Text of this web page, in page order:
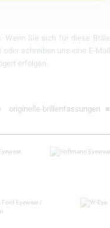
Wenn Sie sich für diese Brille
) oder schreiben uns eine E-Mail
erfolgen.
originelle-brillenfassungen ■